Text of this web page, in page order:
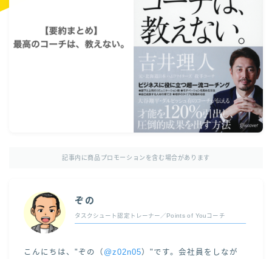
記事内に商品プロモーションを含む場合があります
ぞの
タスクシュート認定トレーナー／Points of Youコーチ
こんにちは、"ぞの（ @z02n05）"です。会社員をしなが